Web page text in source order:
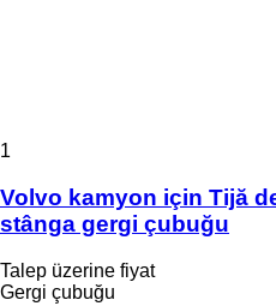
1
Volvo kamyon için Tijă
stânga gergi çubuğu
Talep üzerine fiyat
Gergi çubuğu